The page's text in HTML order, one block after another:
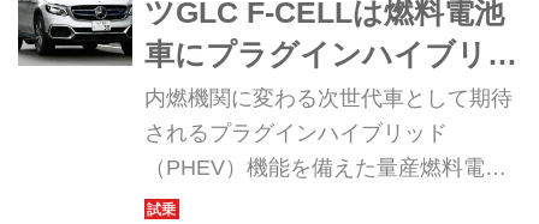
ツGLC F-CELLは燃料電池
車にプラグインハイブリッ
ドを組み合わせた次世代カ
ー
内燃機関に変わる次世代車として期待
されるプラグインハイブリッド
（PHEV）機能を備えた量産燃料電池
車（FCEV）をメルセデス・ベンツが